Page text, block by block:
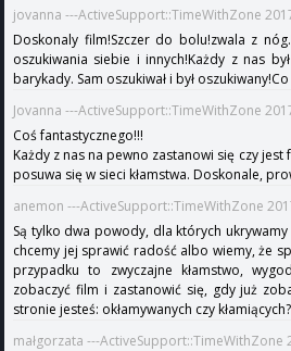
jovanna ---ActiveSupport::TimeWithZone
Doskonaly film!Szczer do bolu!zwala z
oszukiwania siebie i innych!Każdy z nas
barykady. Sam oszukiwał i był
Jovanna ---ActiveSupport::TimeWithZone
Coś fantastycznego!!!
Każdy z nas na pewno zastanowi się czy
posuwa się w sieci kłamstwa. Doskonale,
anemon ---ActiveSupport::TimeWithZone
Są tylko dwa powody, dla których
chcemy jej sprawić radość albo wiemy, że
przypadku to zwyczajne kłamstwo,
zobaczyć film i zastanowić się, gdy już
stronie jesteś: okłamywanych czy kłamiących?
małgorzata ---ActiveSupport::TimeWithZone